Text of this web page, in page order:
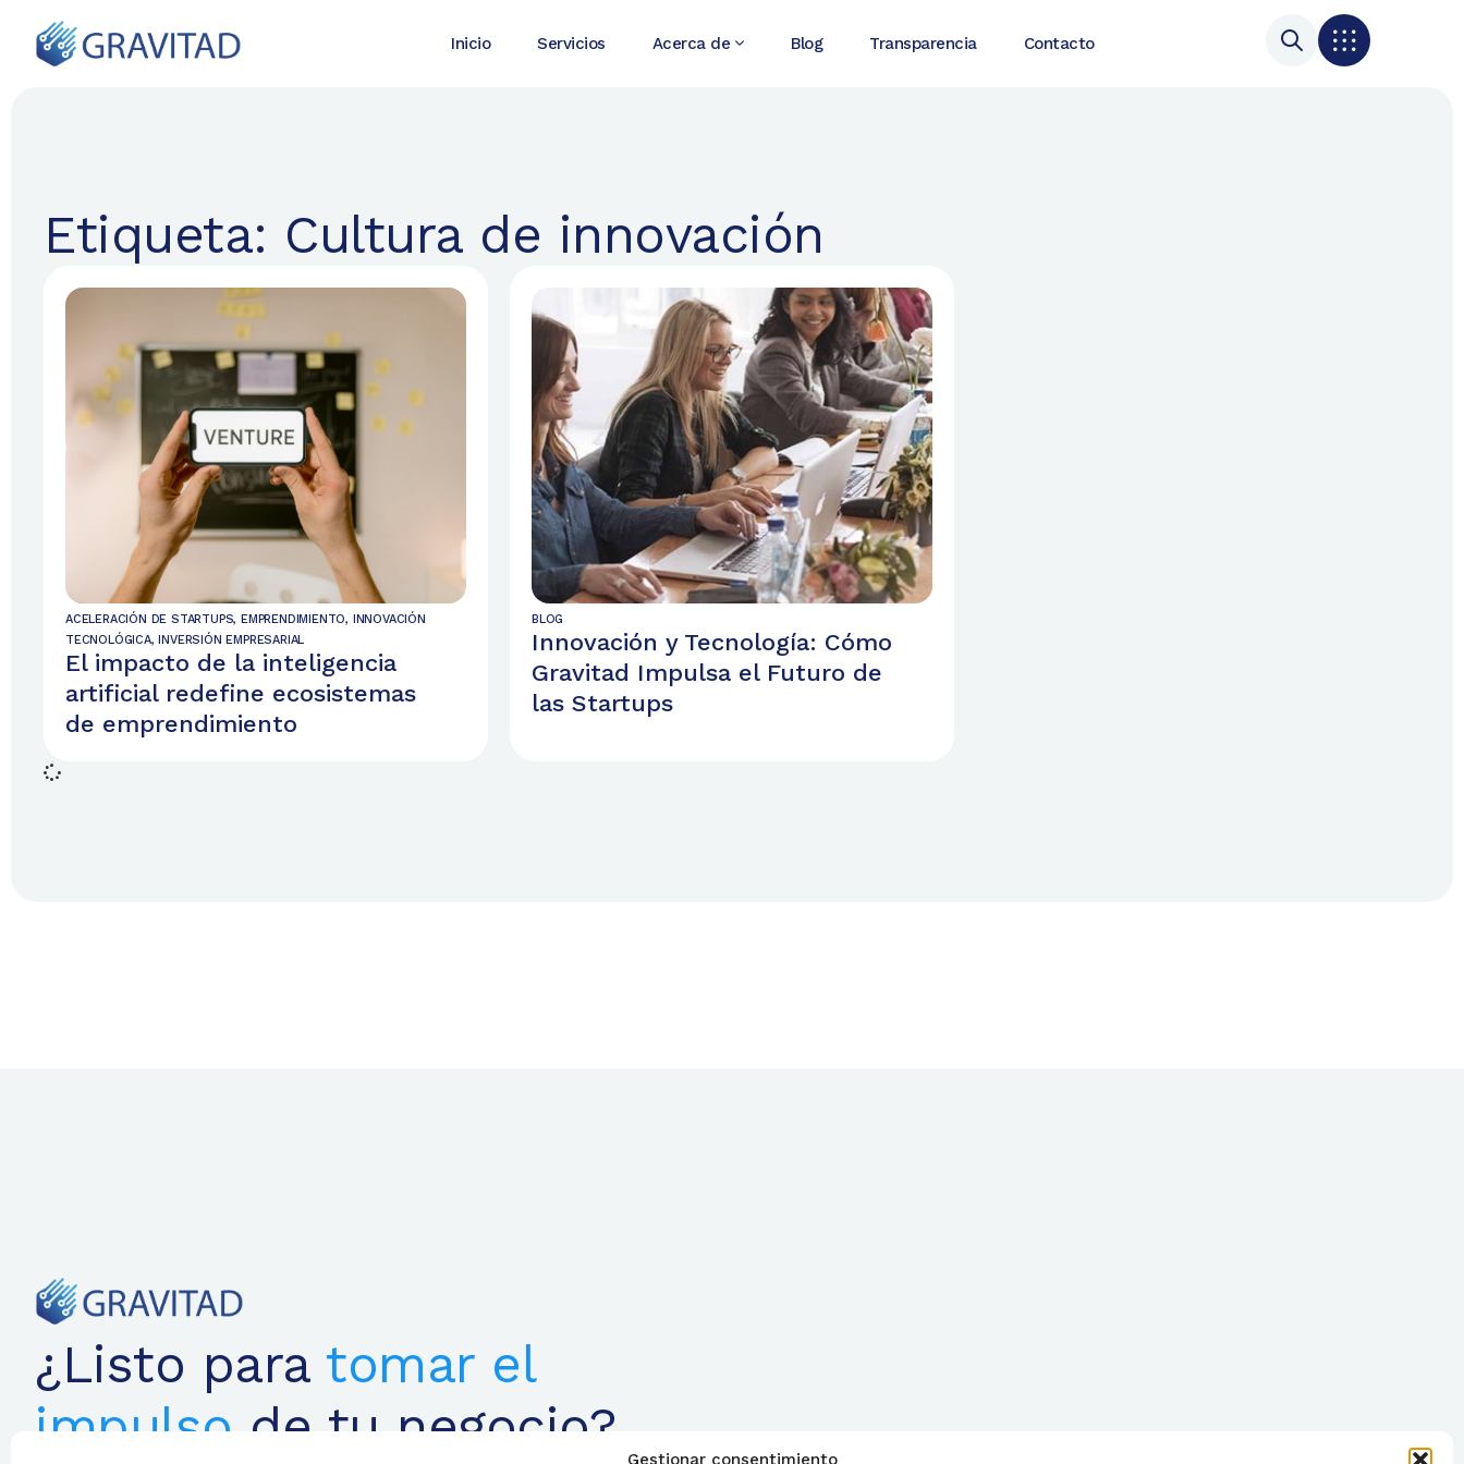
Gestionar consentimiento
Inicio Servicios Acerca de Blog Transparencia Contacto
Etiqueta: Cultura de innovación
ACELERACIÓN DE STARTUPS,EMPRENDIMIENTO, INNOVACIÓN
TECNOLÓGICA,INVERSIÓN EMPRESARIAL
El impacto de la inteligencia
artificial redefine ecosistemas
de emprendimiento
BLOG
Innovación y Tecnología: Cómo
Gravitad Impulsa el Futuro de
las Startups
¿Listo para tomar el
impulso de tu negocio?